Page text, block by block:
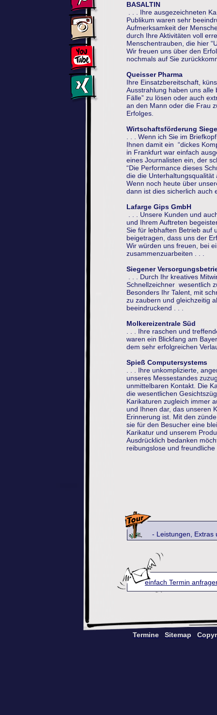
BASALTIN
. . . Ihre ausgezeichneten
Publikum waren sehr
Aufmerksamkeit der
durch Ihre Aktivitäten voll
Menschentrauben, die hier
Wir freuen uns über den
nochmals auf Sie
Queisser Pharma
Ihre Einsatzbereitschaft,
Ausstrahlung haben uns alle
Fälle” zu lösen oder auch
an den Mann oder die Frau
Erfolges.
Wirtschaftsförderung
. . . Wenn ich Sie im
Ihnen damit ein “dickes
in Frankfurt war einfach
eines Journalisten ein, der
“Die Performance dieses
die die
Wenn noch heute über
dann ist dies sicherlich auch
Lafarge Gips GmbH
. . . Unsere Kunden und
und Ihrem Auftreten
Sie für lebhaften Betrieb auf
beigetragen, dass uns der
Wir würden uns freuen, bei
zusammenzuarbeiten . . .
Siegener
. . . Durch Ihr kreatives
Schnellzeichner wesentlich
Besonders Ihr Talent, mit
zu zaubern und gleichzeitig
beeindruckend . . .
Molkereizentrale Süd
. . . Ihre raschen und
waren ein Blickfang am
dem sehr erfolgreichen
Spieß Computersystems
. . . Ihre unkomplizierte,
unseres Messestandes
unmittelbaren Kontakt. Die
die wesentlichen
Karikaturen zugleich immer
und Ihnen dar, das unseren
Erinnerung ist. Mit den
sie für den Besucher eine
Karikatur und unserem
Ausdrücklich bedanken
reibungslose und
- Leistungen, Extras und
einfach Termin
Termine Sitemap